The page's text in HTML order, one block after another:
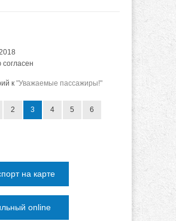
к "Уважаемые пассажиры!"
2 3 4 5 6
на карте
online